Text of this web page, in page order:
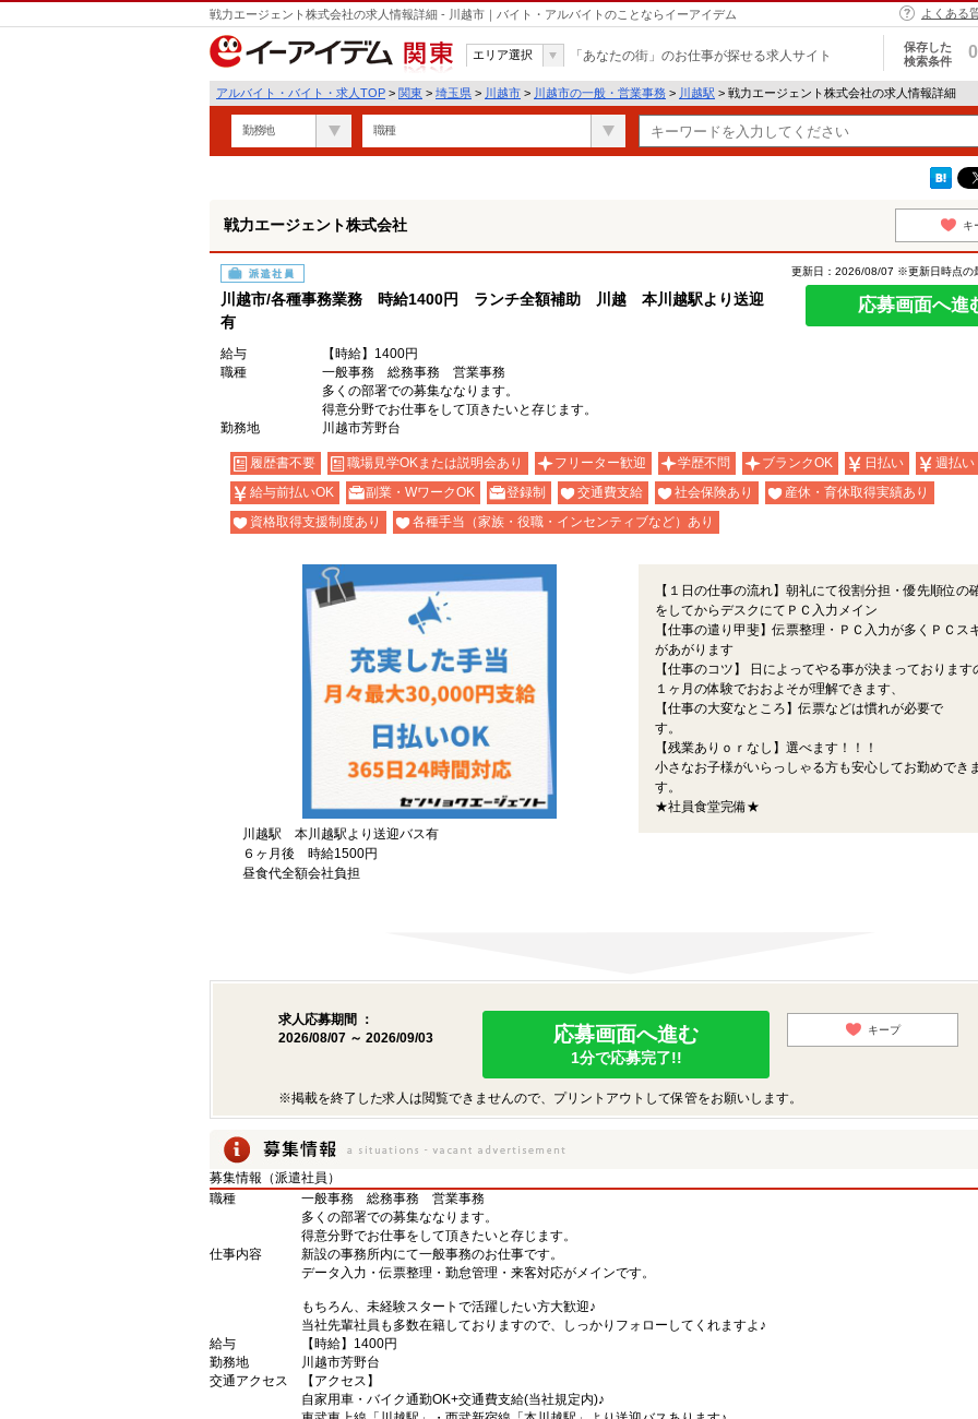
戦力エージェント株式会社の求人情報詳細 - 川越市｜バイト・アルバイトのことならイーアイデム よくある
関東
エリア選択 「あなたの街」のお仕事が探せる求人サイト
保存した
検索条件
0
アルバイト・バイト・求人TOP > 関東 > 埼玉県 > 川越市 > 川越市の一般・営業事務 > 川越駅 > 戦力エージェント株式会社の求人情報詳細
勤務地 職種
戦力エージェント株式会社 キ
派遣社員
川越市/各種事務業務 時給1400円 ランチ全額補助 川越 本川越駅より送迎
有
更新日：2026/08/07 ※更新日時点の
応募画面へ進
給与
【時給】1400円
職種
一般事務 総務事務 営業事務
多くの部署での募集ななります。
得意分野でお仕事をして頂きたいと存じます。
勤務地
川越市芳野台
履歴書不要 職場見学OKまたは説明会あり フリーター歓迎 学歴不問 ブランクOK 日払い
週払い
給与前払いOK
副業・WワークOK 登録制 交通費支給 社会保険あり
産休・育休取得実績あり
資格取得支援制度あり
各種手当（家族・役職・インセンティブなど）あり
川越駅 本川越駅より送迎バス有
６ヶ月後 時給1500円
昼食代全額会社負担
【１日の仕事の流れ】朝礼にて役割分担・優先順位の
をしてからデスクにてＰＣ入力メイン
【仕事の遣り甲斐】伝票整理・ＰＣ入力が多くＰＣス
があがります
【仕事のコツ】 日によってやる事が決まっております
１ヶ月の体験でおおよそが理解できます、
【仕事の大変なところ】伝票などは慣れが必要で
す。
【残業ありｏｒなし】選べます！！！
小さなお子様がいらっしゃる方も安心してお勤めできま
す。
★社員食堂完備★
求人応募期間 ：
2026/08/07 ～ 2026/09/03
応募画面へ進む
1分で応募完了!!
キープ
※掲載を終了した求人は閲覧できませんので、プリントアウトして保管をお願いします。
募集情報（派遣社員）
職種
一般事務 総務事務 営業事務
多くの部署での募集ななります。
得意分野でお仕事をして頂きたいと存じます。
仕事内容
新設の事務所内にて一般事務のお仕事です。
データ入力・伝票整理・勤怠管理・来客対応がメインです。
もちろん、未経験スタートで活躍したい方大歓迎♪
当社先輩社員も多数在籍しておりますので、しっかりフォローしてくれますよ♪
給与
【時給】1400円
勤務地
川越市芳野台
交通アクセス
【アクセス】
自家用車・バイク通勤OK+交通費支給(当社規定内)♪